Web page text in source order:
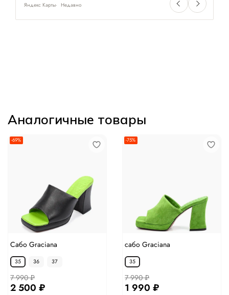
Яндекс Карты Недавно
Аналогичные товары
-69%
Сабо Graciana
35 36 37
7 990 ₽
2 500 ₽
-75%
сабо Graciana
35
7 990 ₽
1 990 ₽